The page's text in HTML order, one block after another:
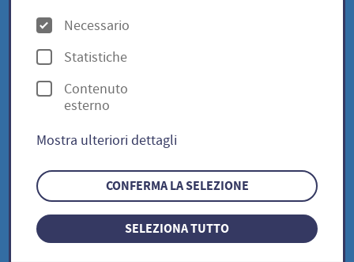
Bei Interesse kontaktieren Sie uns gerne:
E-Mail
stadtbuecherei(at)hofheim.de
Telefon 06192 202-575 oder 202-576.
O
p
z
i
n
Necessario
Statistiche
Contenuto
esterno
Mostra ulteriori dettagli
CONFERMA LA SELEZIONE
SELEZIONA TUTTO